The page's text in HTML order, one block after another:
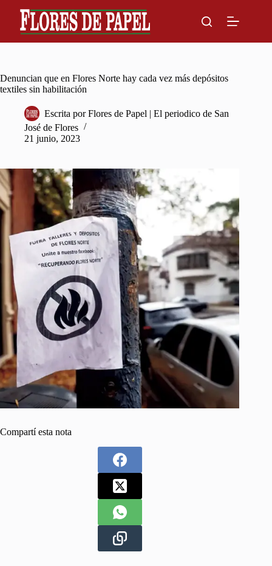
content
Denuncian que en Flores Norte hay cada vez más depósitos
textiles sin habilitación
Escrita por Flores de Papel | El periodico de San
José de Flores
21 junio, 2023
Compartí esta nota